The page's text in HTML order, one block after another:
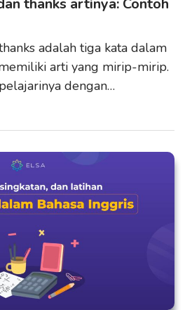
thanks artinya: Contoh
adalah tiga kata dalam
arti yang mirip-mirip.
dengan…